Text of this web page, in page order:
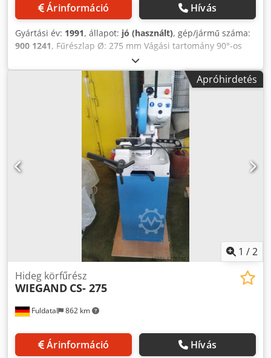
Árinformáció Hívás
Gyártási év: 1991, állapot: jó (használt), gép/jármű száma:
900 1241, Fűrészlap Ø: 275 mm Vágási tartomány 90°-os
fordulatnál: 90 mm Vágási tartomány 90°-os téglalap
alakban: 75 x 75 mm Vágási tartomány 45°-os téglalapnál
gércében: 75 x 75 mm Djdpfjm Twgwsx Aizeck Fűrészlap
fordulatszám: 40/80 rpm Hajtómotor: 380 V, 1/1,2 kW
Helyigény: 700 x 600 x 1580 mm Súly: kb. 180 kg
Apróhirdetés
1 /2
Fuldatal 862 km
Hideg körfűrész
WIEGAND CS- 275
Árinformáció Hívás